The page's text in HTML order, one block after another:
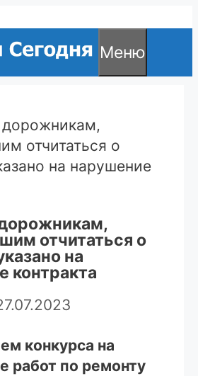
Меню
отчитаться о
на
контракта
конкурса на
работ по ремонту